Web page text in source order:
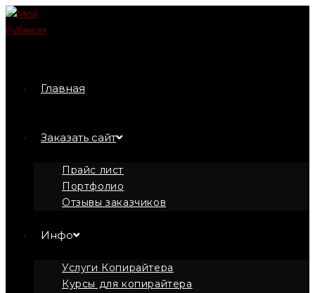
Перейти
к
Главная
Заказать сайт
Прайс лист
Портфолио
Отзывы заказчиков
Инфо
Услуги Копирайтера
Курсы для копирайтера